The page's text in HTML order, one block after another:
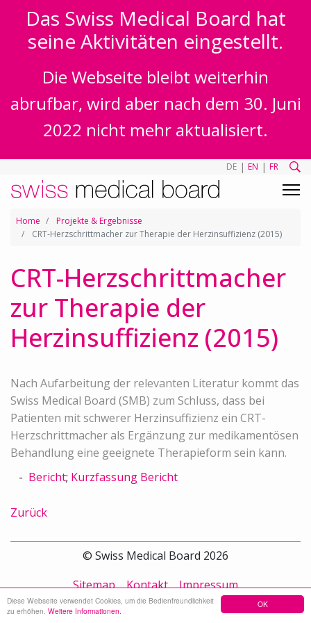
OK
Diese Webseite verwendet Cookies, um die Bedienfreundlichkeit
zu erhöhen. Weitere Informationen.
Das Swiss Medical Board hat
seine Aktivitäten eingestellt.
Die Webseite bleibt weiterhin
abrufbar, wird aber nach dem 30. Juni
2022 nicht mehr aktualisiert.
DE | EN | FR
Home
Projekte & Ergebnisse
CRT-Herzschrittmacher zur Therapie der Herzinsuffizienz (2015)
CRT-Herzschrittmacher
zur Therapie der
Herzinsuffizienz (2015)
Nach Aufarbeitung der relevanten Literatur kommt das
Swiss Medical Board (SMB) zum Schluss, dass bei
Patienten mit schwerer Herzinsuffizienz ein CRT-
Herzschrittmacher als Ergänzung zur medikamentösen
Behandlung eine geeignete Therapieform sein kann.
Bericht; Kurzfassung Bericht
Zurück
© Swiss Medical Board 2026
Sitemap
Kontakt Impressum